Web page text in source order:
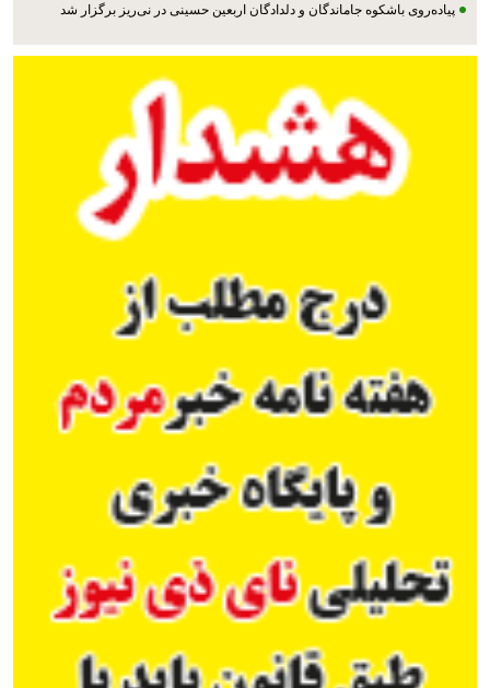
پیاده‌روی باشکوه جاماندگان و دلدادگان اربعین حسینی در نی‌ریز برگزار شد